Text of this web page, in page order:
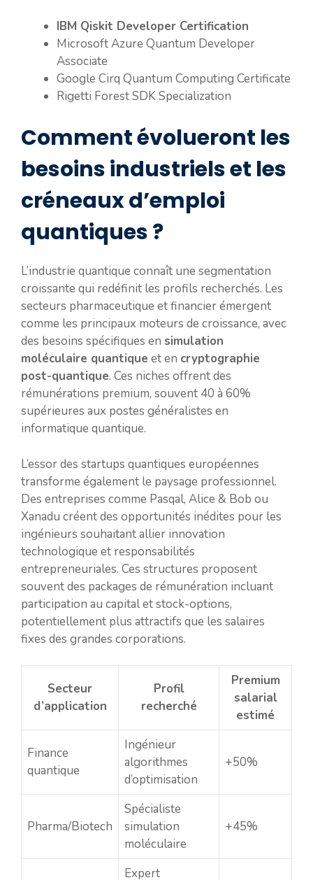
IBM Qiskit Developer Certification
Microsoft Azure Quantum Developer
Associate
Google Cirq Quantum Computing Certificate
Rigetti Forest SDK Specialization
Comment évolueront les
besoins industriels et les
créneaux d’emploi
quantiques ?
L’industrie quantique connaît une segmentation
croissante qui redéfinit les profils recherchés. Les
secteurs pharmaceutique et financier émergent
comme les principaux moteurs de croissance, avec
des besoins spécifiques en simulation
moléculaire quantique et en cryptographie
post-quantique. Ces niches offrent des
rémunérations premium, souvent 40 à 60%
supérieures aux postes généralistes en
informatique quantique.
L’essor des startups quantiques européennes
transforme également le paysage professionnel.
Des entreprises comme Pasqal, Alice & Bob ou
Xanadu créent des opportunités inédites pour les
ingénieurs souhaitant allier innovation
technologique et responsabilités
entrepreneuriales. Ces structures proposent
souvent des packages de rémunération incluant
participation au capital et stock-options,
potentiellement plus attractifs que les salaires
fixes des grandes corporations.
Secteur
d’application
Profil
recherché
Premium
salarial
estimé
Finance
quantique
Ingénieur
algorithmes
d’optimisation
+50%
Pharma/Biotech
Spécialiste
simulation
moléculaire
+45%
Expert